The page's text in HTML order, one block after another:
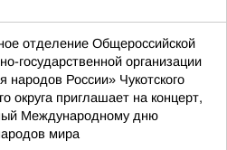
отделение Общероссийской
государственной организации
народов России» Чукотского
округа приглашает на концерт,
Международному дню
мира